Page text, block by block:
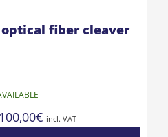
optical fiber cleaver
100,00€ incl. VAT